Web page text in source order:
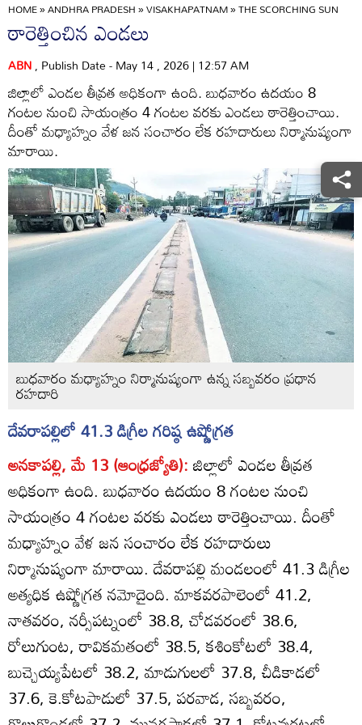
HOME»ANDHRA PRADESH»VISAKHAPATNAM»THE SCORCHING SUN
ఠారెత్తించిన ఎండలు
ABN, Publish Date - May 14 , 2026 | 12:57 AM
జిల్లాలో ఎండల తీవ్రత అధికంగా ఉంది. బుధవారం ఉదయం 8
గంటల నుంచి సాయంత్రం 4 గంటల వరకు ఎండలు ఠారెత్తించాయి.
దీంతో మధ్యాహ్నం వేళ జన సంచారం లేక రహదారులు నిర్మానుష్యంగా
మారాయి.
బుధవారం మధ్యాహ్నం నిర్మానుష్యంగా ఉన్న సబ్బవరం ప్రధాన
రహదారి
దేవరాపల్లిలో 41.3 డిగ్రీల గరిష్ఠ ఉష్ణోగ్రత
అనకాపల్లి, మే 13 (ఆంధ్రజ్యోతి):జిల్లాలో ఎండల తీవ్రత
అధికంగా ఉంది. బుధవారం ఉదయం 8 గంటల నుంచి
సాయంత్రం 4 గంటల వరకు ఎండలు ఠారెత్తించాయి. దీంతో
మధ్యాహ్నం వేళ జన సంచారం లేక రహదారులు
నిర్మానుష్యంగా మారాయి. దేవరాపల్లి మండలంలో 41.3 డిగ్రీల
అత్యధిక ఉష్ణోగ్రత నమోదైంది. మాకవరపాలెంలో 41.2,
నాతవరం, నర్సీపట్నంలో 38.8, చోడవరంలో 38.6,
రోలుగుంట, రావికమతంలో 38.5, కశింకోటలో 38.4,
బుచ్చెయ్యపేటలో 38.2, మాడుగులలో 37.8, చీడికాడలో
37.6, కె.కోటపాడులో 37.5, పరవాడ, సబ్బవరం,